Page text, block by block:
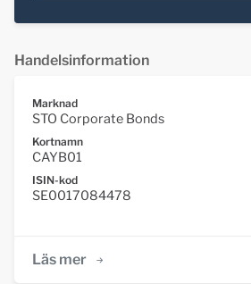
Handelsinformation
Marknad
STO Corporate Bonds
Kortnamn
CAYB01
ISIN-kod
SE0017084478
Läs mer